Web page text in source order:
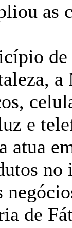
as
e
atua
de